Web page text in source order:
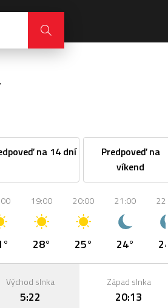
na 14 dní
Predpoveď na
víkend
19:00
28°
20:00
25°
21:00
24°
Východ slnka
5:22
Západ slnka
20:13